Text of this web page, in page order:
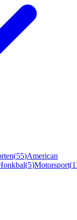
(55)American
(5)Motorsport(